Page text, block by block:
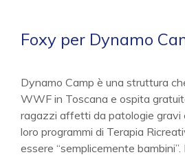
Foxy per Dynamo
Dynamo Camp è una struttura
WWF in Toscana e ospita
ragazzi affetti da patologie gravi
loro programmi di Terapia
essere “semplicemente